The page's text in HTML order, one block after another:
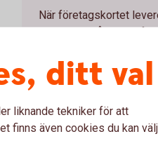
När företagskortet
när du vill slå av den
Fyll i blankett för
ditt val
liknande tekniker för att
finns även cookies du kan